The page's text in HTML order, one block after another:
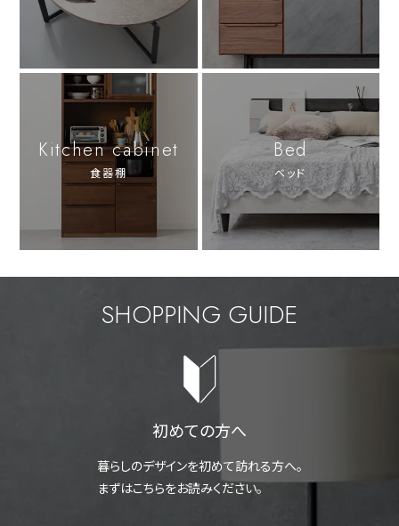
Kitchen cabinet
食器棚
Bed
ベッド
SHOPPING GUIDE
初めての方へ
暮らしのデザインを初めて訪れる方へ。
まずはこちらをお読みください。